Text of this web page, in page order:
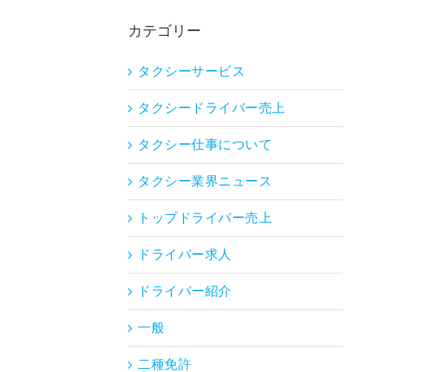
カテゴリー
タクシーサービス
タクシードライバー売上
タクシー仕事について
タクシー業界ニュース
トップドライバー売上
ドライバー求人
ドライバー紹介
一般
二種免許